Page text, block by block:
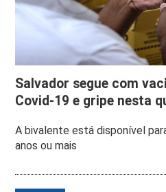
Salvador segue com
Covid-19 e gripe nesta
A bivalente está disponível
anos ou mais